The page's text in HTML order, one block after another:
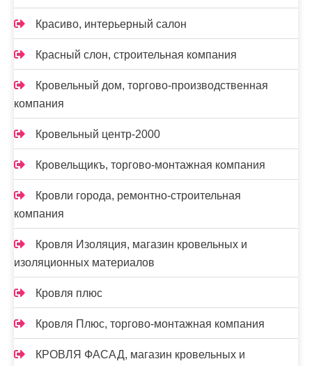
Красиво, интерьерный салон
Красный слон, строительная компания
Кровельный дом, торгово-производственная
компания
Кровельный центр-2000
Кровельщикъ, торгово-монтажная компания
Кровли города, ремонтно-строительная
компания
Кровля Изоляция, магазин кровельных и
изоляционных материалов
Кровля плюс
Кровля Плюс, торгово-монтажная компания
КРОВЛЯ ФАСАД, магазин кровельных и